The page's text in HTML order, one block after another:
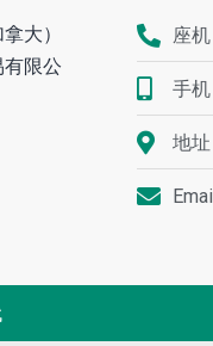
大）
限公
座
手
地